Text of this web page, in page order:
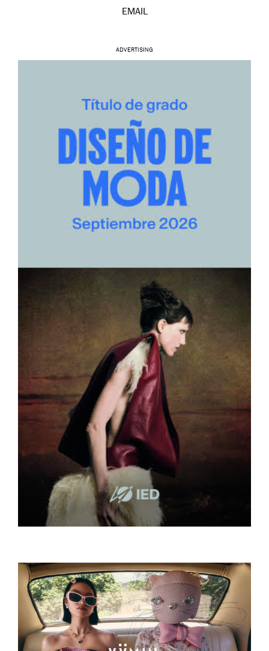
EMAIL
ADVERTISING